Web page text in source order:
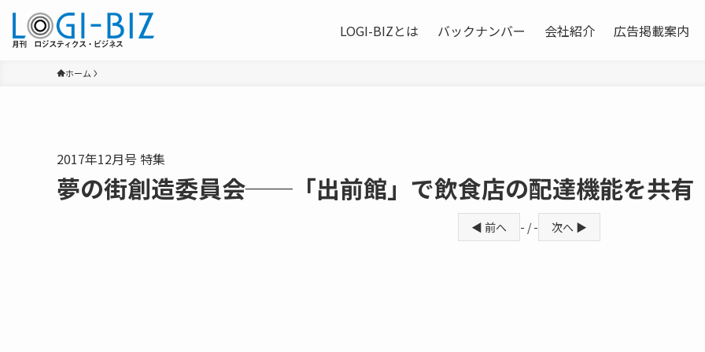
LOGI-BIZとは バックナンバー 会社紹介 広告掲載案内
ホーム
2017年12月号 特集
夢の街創造委員会──「出前館」で飲食店の配達機能を共有
◀ 前へ - / - 次へ ▶